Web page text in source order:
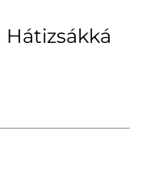
Hátizsákká